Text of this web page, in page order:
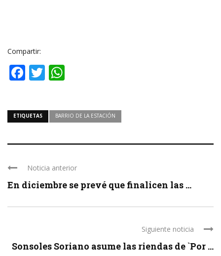
Compartir:
Facebook
Twitter
ETIQUETAS BARRIO DE LA ESTACIÓN
Noticia anterior
En diciembre se prevé que finalicen las ...
Siguiente noticia
Sonsoles Soriano asume las riendas de `Por ...